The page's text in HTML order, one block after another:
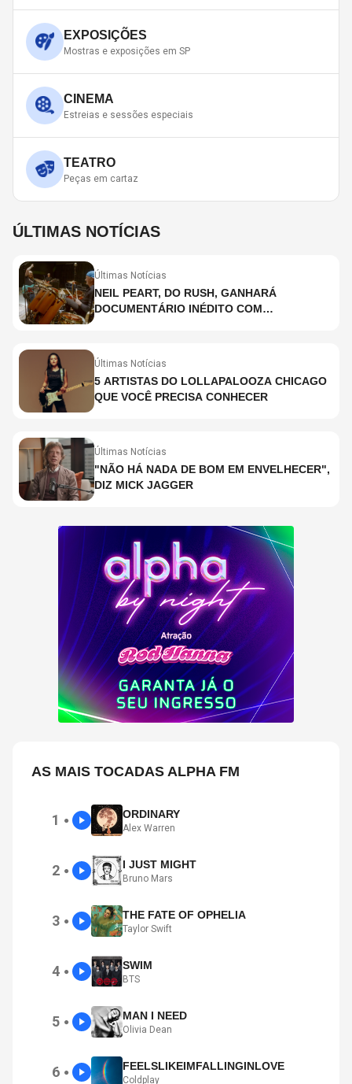
EXPOSIÇÕES
Mostras e exposições em SP
CINEMA
Estreias e sessões especiais
TEATRO
Peças em cartaz
ÚLTIMAS NOTÍCIAS
Últimas Notícias
NEIL PEART, DO RUSH, GANHARÁ
DOCUMENTÁRIO INÉDITO COM
Últimas Notícias
5 ARTISTAS DO LOLLAPALOOZA CHICAGO
QUE VOCÊ PRECISA CONHECER
Últimas Notícias
"NÃO HÁ NADA DE BOM EM ENVELHECER",
DIZ MICK JAGGER
AS MAIS TOCADAS ALPHA FM
1 ● ORDINARY
Alex Warren
2 ● I JUST MIGHT
Bruno Mars
3 ● THE FATE OF OPHELIA
Taylor Swift
4 ● SWIM
BTS
5 ● MAN I NEED
Olivia Dean
6 ● FEELSLIKEIMFALLINGINLOVE
Coldplay